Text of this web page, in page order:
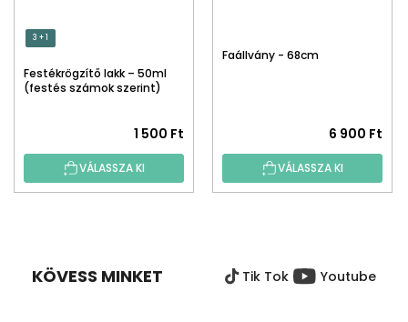
3 + 1
Festékrögzítő lakk – 50ml
(festés számok szerint)
1 500 Ft
VÁLASSZA KI
Faállvány - 68cm
6 900 Ft
VÁLASSZA KI
KÖVESS MINKET Tik Tok Youtube